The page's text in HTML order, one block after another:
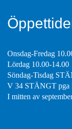
Onsdag-Fredag
Lördag 10.00-14.00
Söndag-Tisdag
V 34 STÄNGT pga
I mitten av